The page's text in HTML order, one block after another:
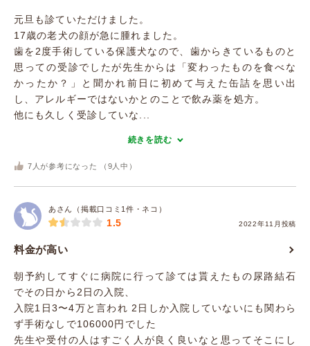
元旦も診ていただけました。
17歳の老犬の顔が急に腫れました。
歯を2度手術している保護犬なので、歯からきているものと
思っての受診でしたが先生からは「変わったものを食べな
かったか？」と聞かれ前日に初めて与えた缶詰を思い出
し、アレルギーではないかとのことで飲み薬を処方。
他にも久しく受診していな...
続きを読む
7 人が参考になった （ 9 人中）
あさん（掲載口コミ1件・ネコ）
2022年11月投稿
1.5
料金が高い
朝予約してすぐに病院に行って診ては貰えたもの尿路結石
でその日から2日の入院、
入院1日3〜4万と言われ 2日しか入院していないにも関わら
ず手術なしで106000円でした
先生や受付の人はすごく人が良く良いなと思ってそこにし